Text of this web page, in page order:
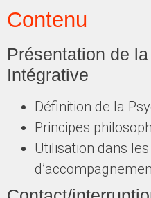
Contenu
Présentation de
Intégrative
Définition de la
Principes
Utilisation dans